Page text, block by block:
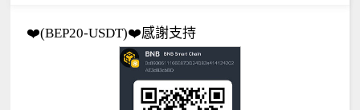
❤️(BEP20-USDT)❤️感謝支持